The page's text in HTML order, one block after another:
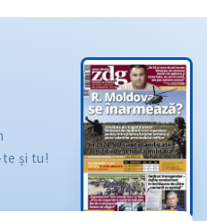
te și tu!